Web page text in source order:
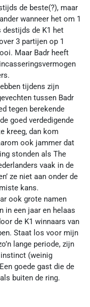
de beste(?), maar
wanneer het om 1
destijds de K1 het
3 partijen op 1
Maar Badr heeft
tijdens zijn
tussen Badr
tegen berekende
goed verdedigende
kreeg, dan kom
ook jammer dat
stonden als The
vaak in de
ze niet aan onder de
kans.
ook grote namen
in een jaar en helaas
de K1 winnaars van
Staat los voor mijn
lange periode, zijn
(weinig
goede gast die de
buiten de ring.